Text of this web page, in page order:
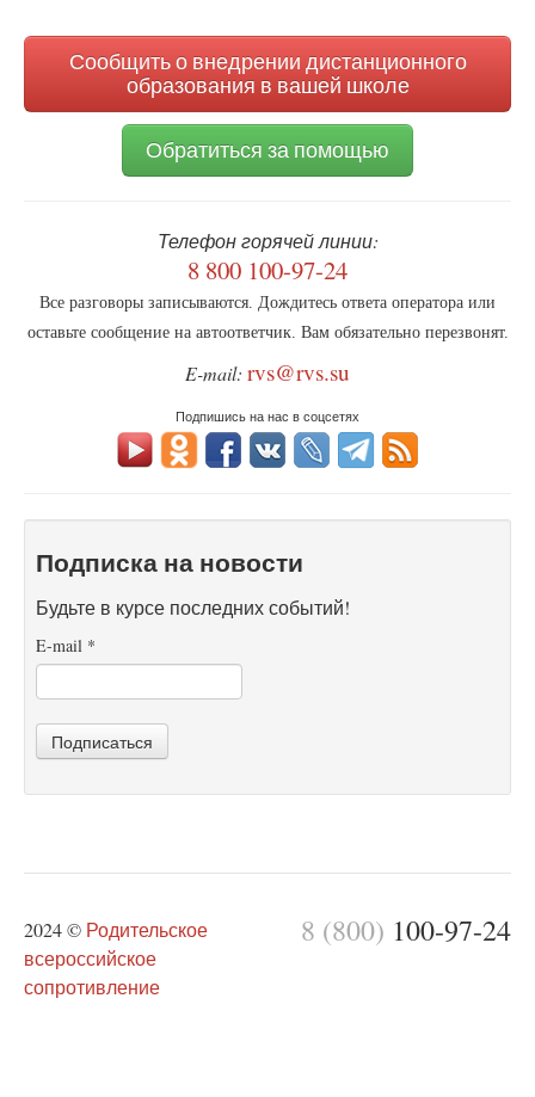
Сообщить о внедрении дистанционного
образования в вашей школе
Обратиться за помощью
Телефон горячей линии:
8 800 100-97-24
Все разговоры записываются. Дождитесь ответа оператора или
оставьте сообщение на автоответчик. Вам обязательно перезвонят.
E-mail: rvs@rvs.su
Подпишись на нас в соцсетях
Подписка на новости
Будьте в курсе последних событий!
E-mail *
Подписаться
8 (800) 100-97-24
2024 © Родительское
всероссийское
сопротивление